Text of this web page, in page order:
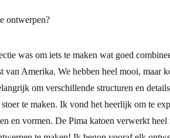
ontwerpen?
was om iets te maken wat goed
Amerika. We hebben heel mooi, maar
om verschillende structuren en details